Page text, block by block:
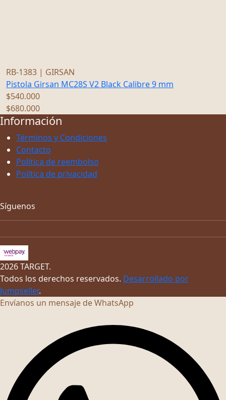
RB-1383 | GIRSAN
Pistola Girsan MC28S V2 Black Calibre 9 mm
$540.000
$680.000
Información
Términos y Condiciones
Contacto
Política de reembolso
Política de privacidad